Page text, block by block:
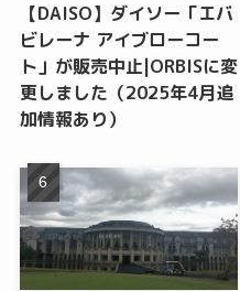
【DAISO】ダイソー「エバ
ビレーナ アイブローコー
ト」が販売中止|ORBISに変
更しました（2025年4月追
加情報あり）